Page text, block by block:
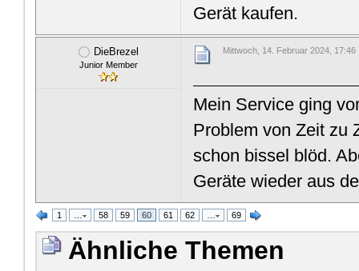
Gerät kaufen.
DieBrezel
Junior Member
Mittwoch, 14. Februar 2024, 17:46
Mein Service ging
Problem von Zeit zu
schon bissel blöd.
Geräte wieder aus
1 … 58 59 60 61 62 … 69
Ähnliche Themen